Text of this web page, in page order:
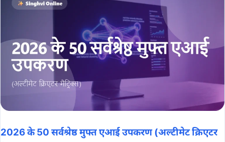
2026 के 50 सर्वश्रेष्ठ मुफ्त एआई उपकरण (अल्टीमेट क्रिएटर